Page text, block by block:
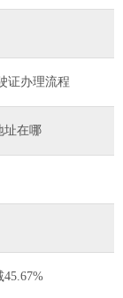
证办理流程
址在哪